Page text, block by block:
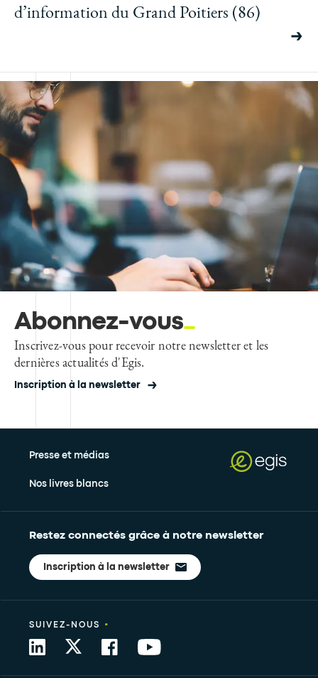
d’information du Grand Poitiers (86)
Abonnez-vous
Inscrivez-vous pour recevoir notre newsletter et les
dernières actualités d'Egis.
Inscription à la newsletter
Presse et médias
Nos livres blancs
Restez connectés grâce à notre newsletter
Inscription à la newsletter
SUIVEZ-NOUS •